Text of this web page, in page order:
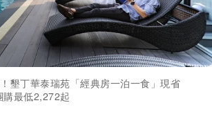
墾丁華泰瑞苑「經典房一泊一食」現省
最低2,272起